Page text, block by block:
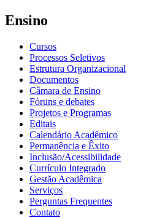
Ensino
Cursos
Processos Seletivos
Estrutura Organizacional
Documentos
Câmara de Ensino
Fóruns e debates
Projetos e Programas
Editais
Calendário Acadêmico
Permanência e Êxito
Inclusão/Acessibilidade
Currículo Integrado
Gestão Acadêmica
Serviços
Perguntas Frequentes
Contato